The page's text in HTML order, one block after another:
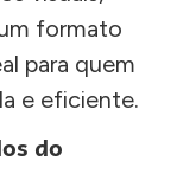
formato
para quem
e eficiente.
do